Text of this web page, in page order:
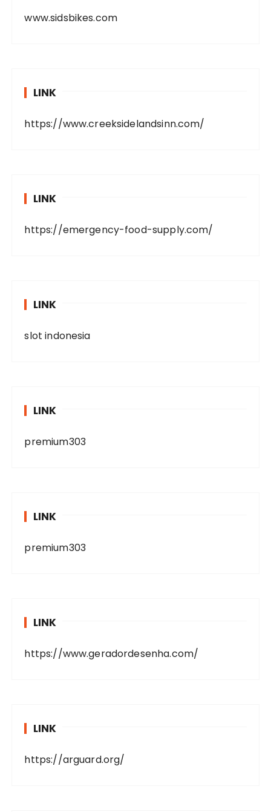
www.sidsbikes.com
LINK
https://www.creeksidelandsinn.com/
LINK
https://emergency-food-supply.com/
LINK
slot indonesia
LINK
premium303
LINK
premium303
LINK
https://www.geradordesenha.com/
LINK
https://arguard.org/